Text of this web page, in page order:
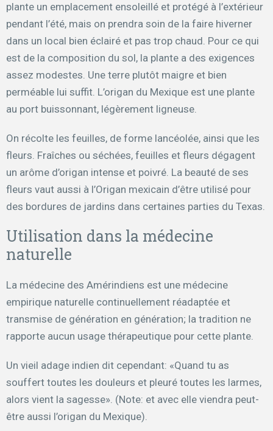
plante un emplacement ensoleillé et protégé à l’extérieur
pendant l’été, mais on prendra soin de la faire hiverner
dans un local bien éclairé et pas trop chaud. Pour ce qui
est de la composition du sol, la plante a des exigences
assez modestes. Une terre plutôt maigre et bien
perméable lui suffit. L’origan du Mexique est une plante
au port buissonnant, légèrement ligneuse.
On récolte les feuilles, de forme lancéolée, ainsi que les
fleurs. Fraîches ou séchées, feuilles et fleurs dégagent
un arôme d’origan intense et poivré. La beauté de ses
fleurs vaut aussi à l’Origan mexicain d’être utilisé pour
des bordures de jardins dans certaines parties du Texas.
Utilisation dans la médecine
naturelle
La médecine des Amérindiens est une médecine
empirique naturelle continuellement réadaptée et
transmise de génération en génération; la tradition ne
rapporte aucun usage thérapeutique pour cette plante.
Un vieil adage indien dit cependant: «Quand tu as
souffert toutes les douleurs et pleuré toutes les larmes,
alors vient la sagesse». (Note: et avec elle viendra peut-
être aussi l’origan du Mexique).